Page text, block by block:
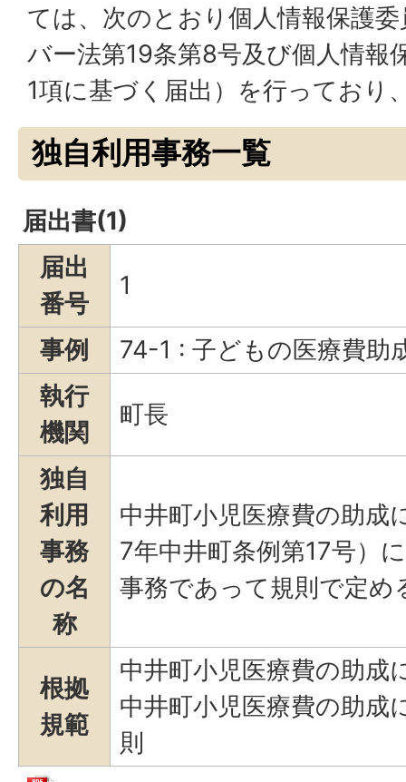
ては、次のとおり個人情報保護
バー法第19条第8号及び個人情報
1項に基づく届出）を行っており
独自利用事務一覧
届出書(1)
届出
番号
1
事例
74-1 : 子どもの医療費助
執行
機関
町長
独自
利用
事務
の名
称
中井町小児医療費の助成
7年中井町条例第17号）
事務であって規則で定め
根拠
規範
中井町小児医療費の助成
中井町小児医療費の助成
則